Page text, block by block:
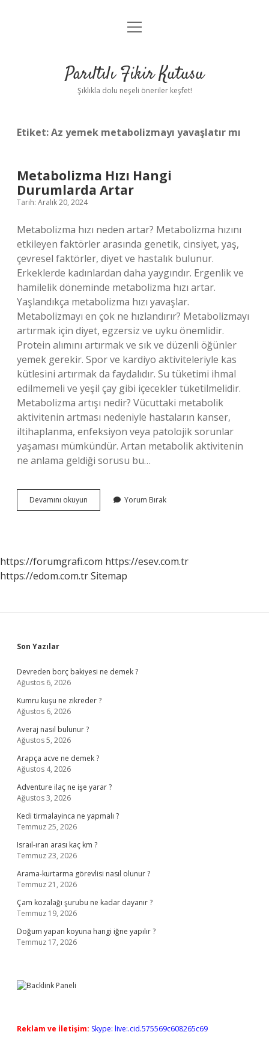
Anasayfa
Yasal Uyarı
menüyü
Parıltılı Fikir Kutusu
Şıklıkla dolu neşeli öneriler keşfet!
Etiket:Az yemek metabolizmayı yavaşlatır mı
Metabolizma Hızı Hangi
Durumlarda Artar
Tarih: Aralık 20, 2024
Metabolizma hızı neden artar? Metabolizma hızını
etkileyen faktörler arasında genetik, cinsiyet, yaş,
çevresel faktörler, diyet ve hastalık bulunur.
Erkeklerde kadınlardan daha yaygındır. Ergenlik ve
hamilelik döneminde metabolizma hızı artar.
Yaşlandıkça metabolizma hızı yavaşlar.
Metabolizmayı en çok ne hızlandırır? Metabolizmayı
artırmak için diyet, egzersiz ve uyku önemlidir.
Protein alımını artırmak ve sık ve düzenli öğünler
yemek gerekir. Spor ve kardiyo aktiviteleriyle kas
kütlesini artırmak da faydalıdır. Su tüketimi ihmal
edilmemeli ve yeşil çay gibi içecekler tüketilmelidir.
Metabolizma artışı nedir? Vücuttaki metabolik
aktivitenin artması nedeniyle hastaların kanser,
iltihaplanma, enfeksiyon veya patolojik sorunlar
yaşaması mümkündür. Artan metabolik aktivitenin
ne anlama geldiği sorusu bu…
Devamını okuyun Metabolizma
Hızı
Yorum Bırak
https://forumgrafi.com https://esev.com.tr
https://edom.com.trSitemap
Sidebar
Son Yazılar
Devreden borç bakiyesi ne demek ?
Ağustos 6, 2026
Kumru kuşu ne zikreder ?
Ağustos 6, 2026
Averaj nasıl bulunur ?
Ağustos 5, 2026
Arapça acve ne demek ?
Ağustos 4, 2026
Adventure ilaç ne işe yarar ?
Ağustos 3, 2026
Kedi tirmalayinca ne yapmalı ?
Temmuz 25, 2026
Israıl-ıran arası kaç km ?
Temmuz 23, 2026
Arama-kurtarma görevlisi nasıl olunur ?
Temmuz 21, 2026
Çam kozalağı şurubu ne kadar dayanır ?
Temmuz 19, 2026
Doğum yapan koyuna hangi iğne yapılır ?
Temmuz 17, 2026
Reklam ve İletişim: Skype: live:.cid.575569c608265c69